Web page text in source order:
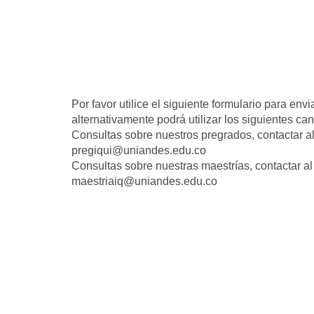
Por favor utilice el siguiente formulario para
alternativamente podrá utilizar los siguientes
Consultas sobre nuestros pregrados, contactar
pregiqui@uniandes.edu.co
Consultas sobre nuestras maestrías, contactar
maestriaiq@uniandes.edu.co